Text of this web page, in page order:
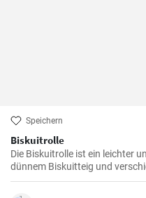
Speichern
Biskuitrolle
Die Biskuitrolle ist ein leichter
dünnem Biskuitteig und